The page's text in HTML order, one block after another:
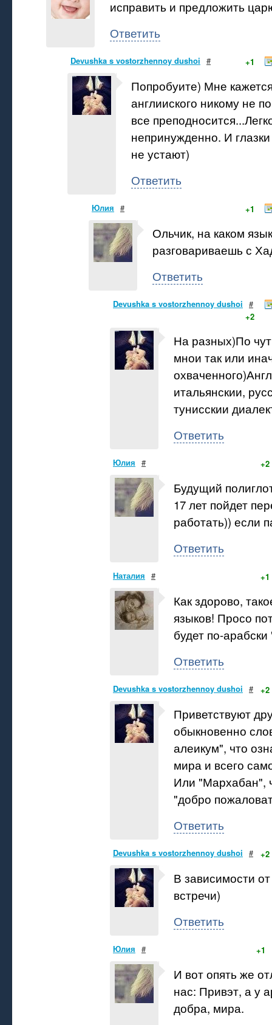
исправить и предложить
Ответить
Devushka s vostorzhennoy dushoi # +1
Попробуите) Мне
англииского никому не
все
непринужденно. И
не устают)
Ответить
Юлия # +1
Ольчик, на каком
разговариваешь с
Ответить
Devushka s vostorzhennoy dushoi #
+2
На разных)По
мнои так или
итальянскии,
тунисскии
Ответить
Юлия # +2
Будущий
17 лет пойдет
работать)) если
Ответить
Наталия # +1
Как здорово,
языков! Просо
будет по-
Ответить
Devushka s vostorzhennoy dushoi # +2
Приветствуют
обыкновенно
алеикум", что
мира и всего
Или "Мархабан",
"добро
Ответить
Devushka s vostorzhennoy dushoi # +2
В зависимости
встречи)
Ответить
Юлия # +1
И вот опять же
нас: Привэт, а у
добра, мира.